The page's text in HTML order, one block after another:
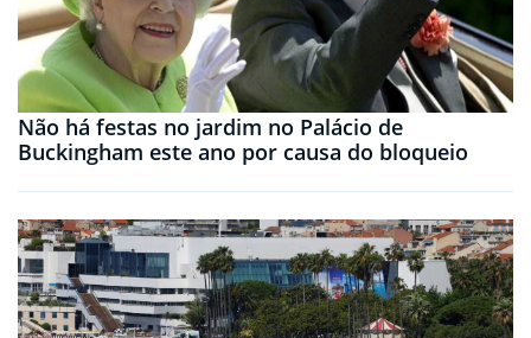
Não há festas no jardim no Palácio de
Buckingham este ano por causa do bloqueio